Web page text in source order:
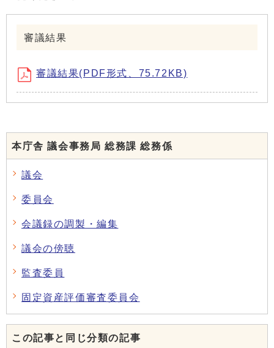
審議結果
審議結果(PDF形式、75.72KB)
本庁舎 議会事務局 総務課 総務係
議会
委員会
会議録の調製・編集
議会の傍聴
監査委員
固定資産評価審査委員会
この記事と同じ分類の記事